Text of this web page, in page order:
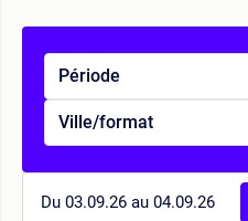
Période
Ville/format
Du 03.09.26 au 04.09.26